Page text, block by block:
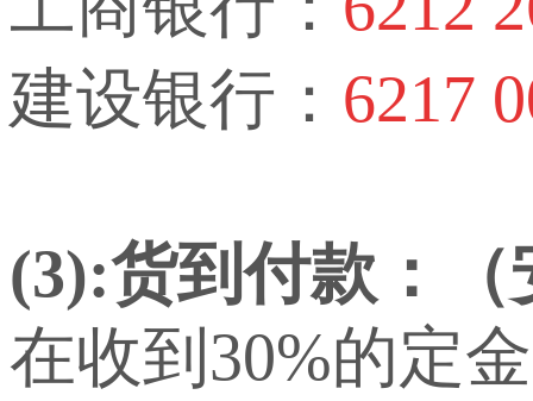
建设银行： 6217
(3):货到付款：
在收到30%的定